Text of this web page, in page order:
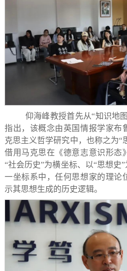
仰海峰教授首先从“知识地图
指出，该概念由英国情报学家布
克思主义哲学研究中，也称之为“
借用马克思在《德意志意识形态
“社会历史”为横坐标、以“思想史”
一坐标系中，任何思想家的理论
示其思想生成的历史逻辑。